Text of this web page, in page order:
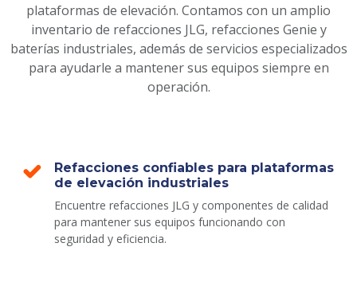
plataformas de elevación. Contamos con un amplio
inventario de refacciones JLG, refacciones Genie y
baterías industriales, además de servicios especializados
para ayudarle a mantener sus equipos siempre en
operación.
Refacciones confiables para plataformas
de elevación industriales
Encuentre refacciones JLG y componentes de calidad
para mantener sus equipos funcionando con
seguridad y eficiencia.